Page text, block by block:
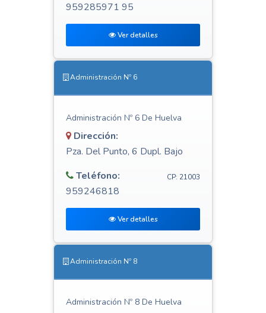
959285971 95
Ver detalles
Administración Nº 6
Administración Nº 6 De Huelva
Dirección:
Pza. Del Punto, 6 Dupl. Bajo
CP: 21003
Teléfono:
959246818
Ver detalles
Administración Nº 8
Administración Nº 8 De Huelva